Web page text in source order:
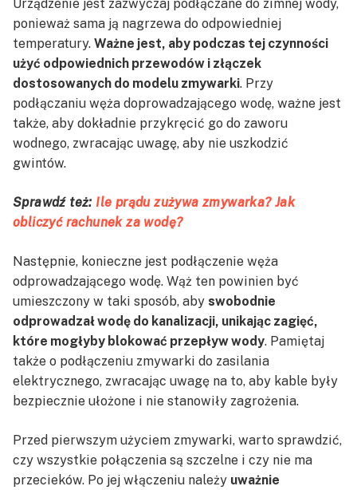
Urządzenie jest zazwyczaj podłączane do zimnej wody,
ponieważ sama ją nagrzewa do odpowiedniej
temperatury. Ważne jest, aby podczas tej czynności
użyć odpowiednich przewodów i złączek
dostosowanych do modelu zmywarki. Przy
podłączaniu węża doprowadzającego wodę, ważne jest
także, aby dokładnie przykręcić go do zaworu
wodnego, zwracając uwagę, aby nie uszkodzić
gwintów.
Sprawdź też: Ile prądu zużywa zmywarka? Jak
obliczyć rachunek za wodę?
Następnie, konieczne jest podłączenie węża
odprowadzającego wodę. Wąż ten powinien być
umieszczony w taki sposób, aby swobodnie
odprowadzał wodę do kanalizacji, unikając zagięć,
które mogłyby blokować przepływ wody. Pamiętaj
także o podłączeniu zmywarki do zasilania
elektrycznego, zwracając uwagę na to, aby kable były
bezpiecznie ułożone i nie stanowiły zagrożenia.
Przed pierwszym użyciem zmywarki, warto sprawdzić,
czy wszystkie połączenia są szczelne i czy nie ma
przecieków. Po jej włączeniu należy uważnie